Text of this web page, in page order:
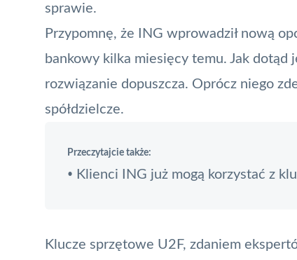
sprawie.
Przypomnę, że ING wprowadził nową
bankowy kilka miesięcy temu. Jak
rozwiązanie dopuszcza. Oprócz niego
spółdzielcze.
Przeczytajcie także:
• Klienci ING już mogą korzystać z
Klucze sprzętowe U2F, zdaniem